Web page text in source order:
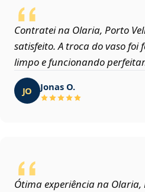
Contratei na Olaria, Porto
satisfeito. A troca do vaso
limpo e funcionando
JO Jonas O.
Ótima experiência na Olaria,